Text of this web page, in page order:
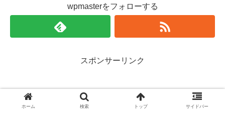
wpmasterをフォローする
スポンサーリンク
ホーム 検索 トップ サイドバー